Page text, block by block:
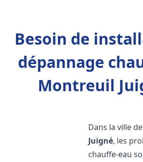
Besoin de
dépannage
Montreuil
Dans la ville de
Juigné, les
chauffe-eau